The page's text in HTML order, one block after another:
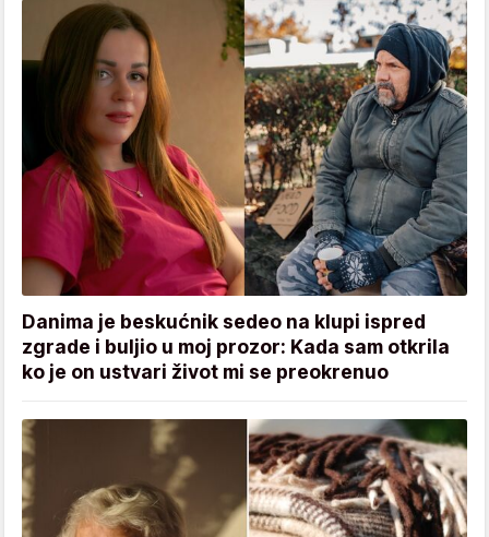
Danima je beskućnik sedeo na klupi ispred
zgrade i buljio u moj prozor: Kada sam otkrila
ko je on ustvari život mi se preokrenuo